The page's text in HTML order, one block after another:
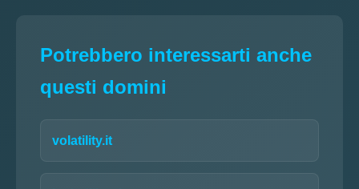
Potrebbero interessarti anche
questi domini
volatility.it